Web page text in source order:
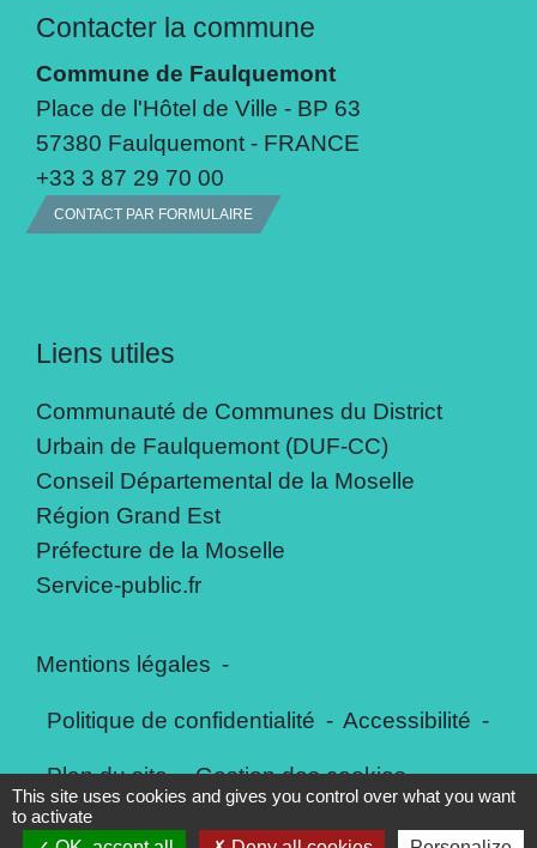
Contacter la commune
Commune de Faulquemont
Place de l'Hôtel de Ville - BP 63
57380 Faulquemont - FRANCE
+33 3 87 29 70 00
CONTACT PAR FORMULAIRE
Liens utiles
Communauté de Communes du District
Urbain de Faulquemont (DUF-CC)
Conseil Départemental de la Moselle
Région Grand Est
Préfecture de la Moselle
Service-public.fr
Mentions légales -
Politique de confidentialité - Accessibilité -
Plan du site - Gestion des cookies
This site uses cookies and gives you control over what you want
to activate